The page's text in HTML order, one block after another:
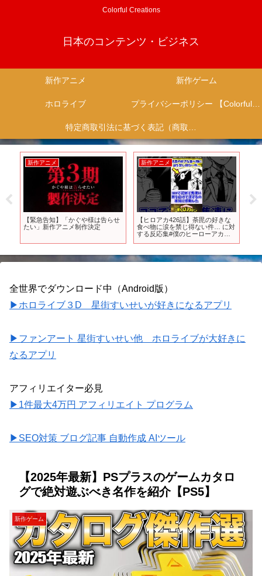
Colorful Creations
日本のコンテンツ・ビジネス
新作アニメ 新作ゲーム
ホロライブ プライバシーポリシー 【Colorful Creation】
特定商取引法に基づく表記（商取引に関する開示）
新作アニメ
【緊急告知】「かぐや様は告らせ
たい」新作アニメ制作決定
新作アニメ
【ヒロアカ426話】荼毘の好きな
食べ物に涙を禁じ得ない件… に対
する反応集#僕のヒーローアカデ
全世界でダウンロード中（Android版）
▶ホロライブ３D 星街すいせいが好きになるアプリ
▶ファンアート 星街すいせい他 ホロライブが大好きに
なるアプリ
アフィリエイター必見
▶1件最大4万円 アフィリエイト プログラム
▶SEO対策 ブログ記事 自動作成 AIツール
【2025年最新】PSプラスのゲームカタロ
グで絶対遊ぶべき名作を紹介【PS5】
新作ゲーム